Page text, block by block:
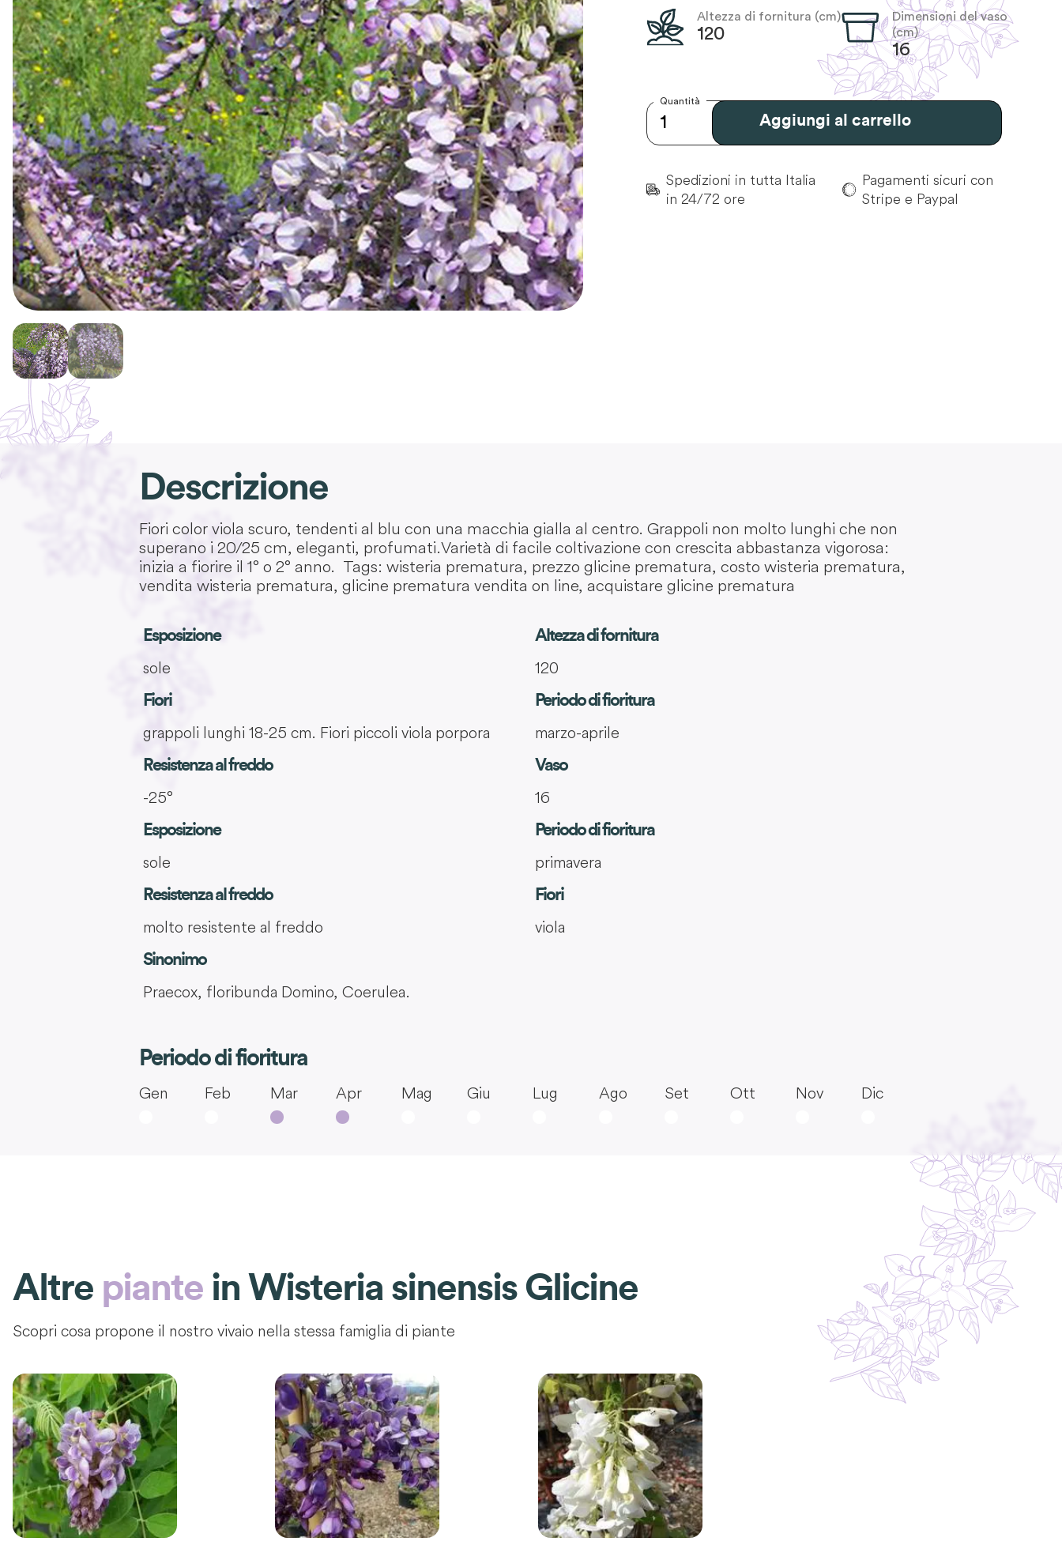
Altezza di fornitura (cm)
120
Dimensioni del vaso
(cm)
16
Quantità
Aggiungi al carrello
Spedizioni in tutta Italia
in 24/72 ore
Pagamenti sicuri con
Stripe e Paypal
Descrizione
Fiori color viola scuro, tendenti al blu con una macchia gialla al centro. Grappoli non molto lunghi che non
superano i 20/25 cm, eleganti, profumati. Varietà di facile coltivazione con crescita abbastanza vigorosa:
inizia a fiorire il 1° o 2° anno. Tags: wisteria prematura, prezzo glicine prematura, costo wisteria prematura,
vendita wisteria prematura, glicine prematura vendita on line, acquistare glicine prematura
Esposizione
sole
Altezza di fornitura
120
Fiori
grappoli lunghi 18-25 cm. Fiori piccoli viola porpora
Periodo di fioritura
marzo-aprile
Resistenza al freddo
-25°
Vaso
16
Esposizione
sole
Periodo di fioritura
primavera
Resistenza al freddo
molto resistente al freddo
Fiori
viola
Sinonimo
Praecox, floribunda Domino, Coerulea.
Periodo di fioritura
Gen Feb Mar Apr Mag Giu Lug Ago Set Ott Nov Dic
Altre piante in Wisteria sinensis Glicine
Scopri cosa propone il nostro vivaio nella stessa famiglia di piante